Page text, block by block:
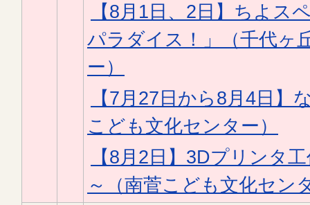
【8月1日、2日】ちよス
パラダイス！」（千代ヶ
ー）
【7月27日から8月4日】
こども文化センター）
【8月2日】3Dプリンタ
～（南菅こども文化セン